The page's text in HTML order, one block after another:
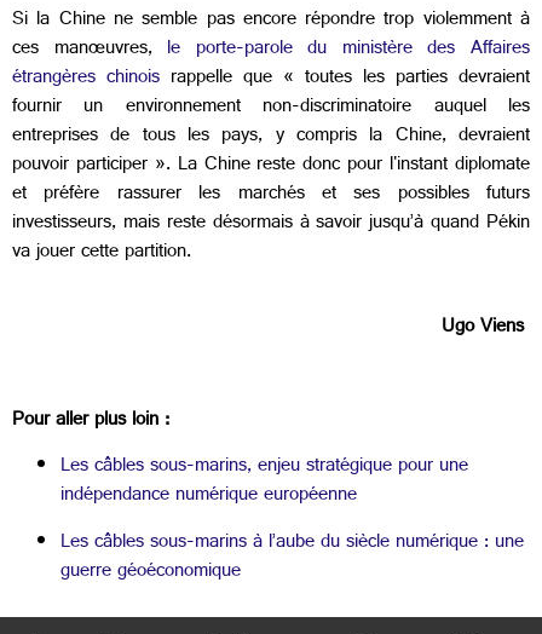
Si la Chine ne semble pas encore répondre trop violemment à
ces manœuvres,le porte-parole du ministère des Affaires
étrangères chinois rappelle que « toutes les parties devraient
fournir un environnement non-discriminatoire auquel les
entreprises de tous les pays, y compris la Chine, devraient
pouvoir participer ». La Chine reste donc pour l'instant diplomate
et préfère rassurer les marchés et ses possibles futurs
investisseurs, mais reste désormais à savoir jusqu’à quand Pékin
va jouer cette partition.
Ugo Viens
Pour aller plus loin :
Les câbles sous-marins, enjeu stratégique pour une
indépendance numérique européenne
Les câbles sous-marins à l’aube du siècle numérique : une
guerre géoéconomique